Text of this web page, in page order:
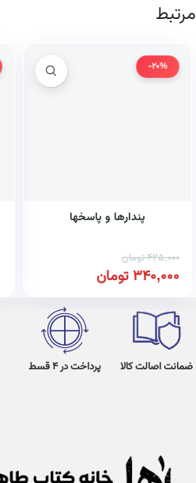
مرتبط
-20%
پندارها و پاسخها
425,000تومان
340,000تومان
ضمانت اصالت کالا پرداخت در 4 قسط